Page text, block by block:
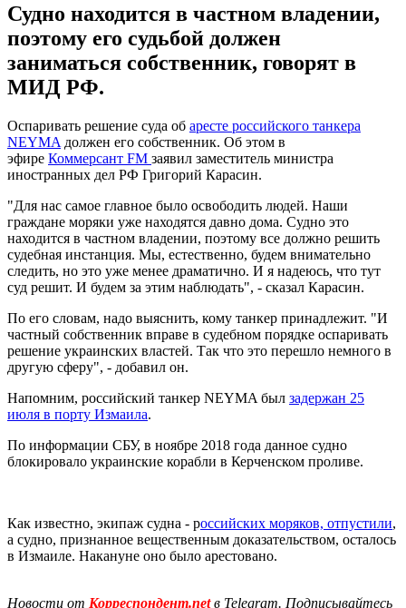
Судно находится в частном владении,
поэтому его судьбой должен
заниматься собственник, говорят в
МИД РФ.
Оспаривать решение суда об аресте российского танкера
NEYMA должен его собственник. Об этом в
эфире Коммерсант FM заявил заместитель министра
иностранных дел РФ Григорий Карасин.
"Для нас самое главное было освободить людей. Наши
граждане моряки уже находятся давно дома. Судно это
находится в частном владении, поэтому все должно решить
судебная инстанция. Мы, естественно, будем внимательно
следить, но это уже менее драматично. И я надеюсь, что тут
суд решит. И будем за этим наблюдать", - сказал Карасин.
По его словам, надо выяснить, кому танкер принадлежит. "И
частный собственник вправе в судебном порядке оспаривать
решение украинских властей. Так что это перешло немного в
другую сферу", - добавил он.
Напомним, российский танкер NEYMA был задержан 25
июля в порту Измаила.
По информации СБУ, в ноябре 2018 года данное судно
блокировало украинские корабли в Керченском проливе.
Как известно, экипаж судна - российских моряков, отпустили,
а судно, признанное вещественным доказательством, осталось
в Измаиле. Накануне оно было арестовано.
Новости от Корреспондент.netв Telegram. Подписывайтесь